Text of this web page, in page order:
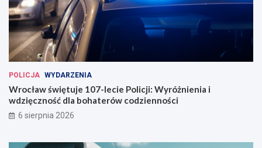
POLICJA WYDARZENIA
Wrocław świętuje 107-lecie Policji: Wyróżnienia i
wdzięczność dla bohaterów codzienności
6 sierpnia 2026